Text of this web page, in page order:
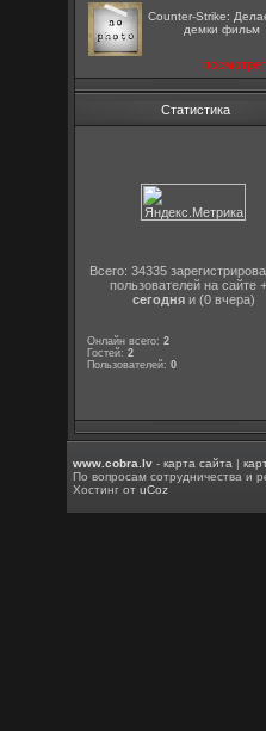
Counter-Strike:
демки фильм
Статистика
Всего: 34335
пользователей на сайте +
сегодняи (0 вчера)
Онлайн всего:2
Гостей:2
Пользователей:0
www.cobra.lv -карта сайта |
По вопросам сотрудничества и
Хостинг отuCoz